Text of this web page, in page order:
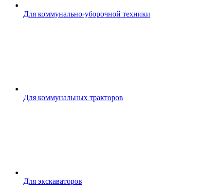
Для коммунально-уборочной техники
Для коммунальных тракторов
Для экскаваторов